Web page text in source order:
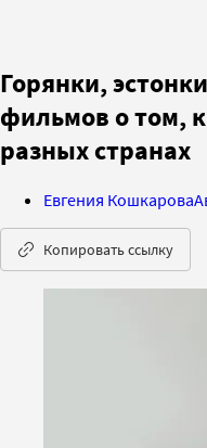
Горянки,
фильмов о том,
разных странах
Евгения Кошкарова
Копировать ссылку